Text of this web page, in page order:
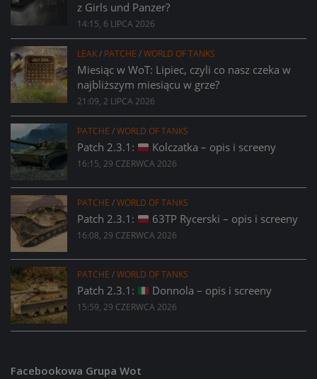
z Girls und Panzer?
14:15, 6 LIPCA 2026
LEAK/ PATCHE /WORLD OF TANKS
Miesiąc w WoT: Lipiec, czyli co nasz czeka w
najbliższym miesiącu w grze?
21:09, 2 LIPCA 2026
PATCHE /WORLD OF TANKS
Patch 2.3.1: Kolczatka – opis i screeny
16:15, 29 CZERWCA 2026
PATCHE /WORLD OF TANKS
Patch 2.3.1: 63TP Rycerski – opis i screeny
16:08, 29 CZERWCA 2026
PATCHE /WORLD OF TANKS
Patch 2.3.1: Donnola – opis i screeny
15:59, 29 CZERWCA 2026
Facebookowa Grupa Wot